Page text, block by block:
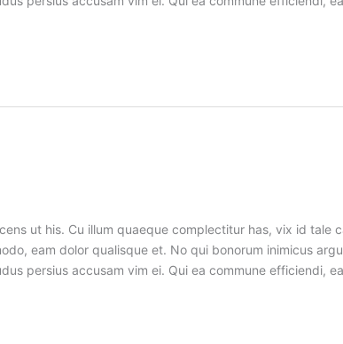
ut his. Cu illum quaeque complectitur has, vix id
eam dolor qualisque et. No qui bonorum inimicus
persius accusam vim ei. Qui ea commune efficiendi,